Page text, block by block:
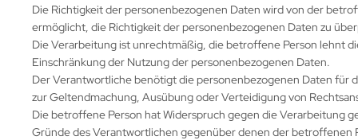
Die Richtigkeit der personenbezogenen Daten wird von der
ermöglicht, die Richtigkeit der personenbezogenen Daten zu
Die Verarbeitung ist unrechtmäßig, die betroffene Person lehnt
Einschränkung der Nutzung der personenbezogenen Daten.
Der Verantwortliche benötigt die personenbezogenen Daten für
zur Geltendmachung, Ausübung oder Verteidigung von
Die betroffene Person hat Widerspruch gegen die Verarbeitung
Gründe des Verantwortlichen gegenüber denen der betroffenen